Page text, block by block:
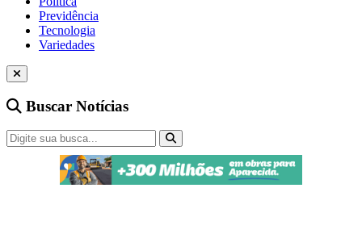
Previdência
Tecnologia
Variedades
Buscar Notícias